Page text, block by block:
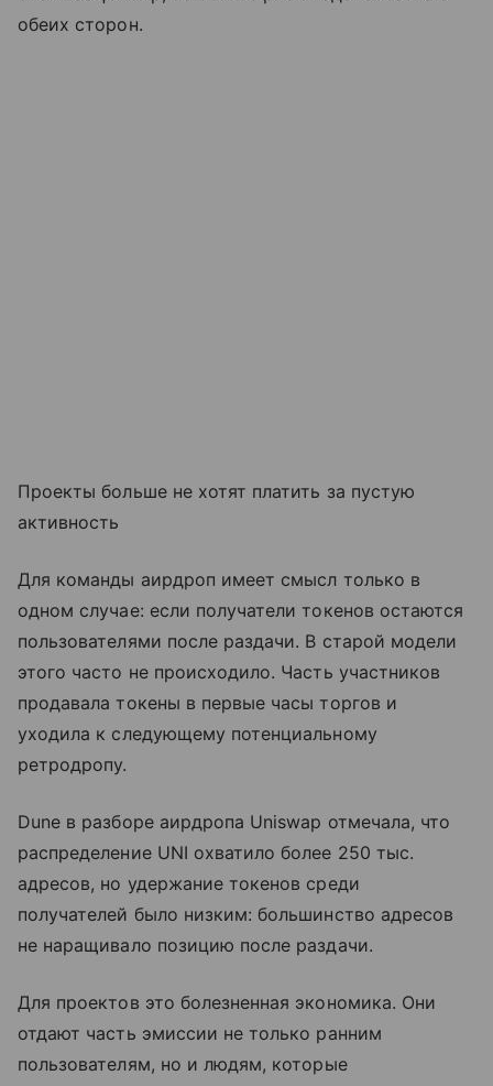
обеих сторон.
Проекты больше не хотят платить за пустую
активность
Для команды аирдроп имеет смысл только в
одном случае: если получатели токенов остаются
пользователями после раздачи. В старой модели
этого часто не происходило. Часть участников
продавала токены в первые часы торгов и
уходила к следующему потенциальному
ретродропу.
Dune в разборе аирдропа Uniswap отмечала, что
распределение UNI охватило более 250 тыс.
адресов, но удержание токенов среди
получателей было низким: большинство адресов
не наращивало позицию после раздачи.
Для проектов это болезненная экономика. Они
отдают часть эмиссии не только ранним
пользователям, но и людям, которые